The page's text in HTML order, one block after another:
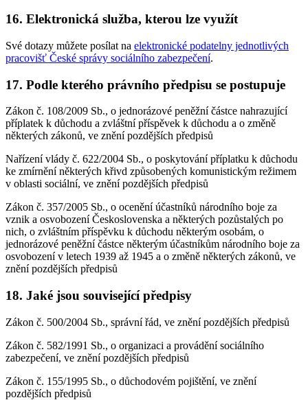
16. Elektronická služba, kterou lze využít
Své dotazy můžete posílat na elektronické podatelny jednotlivých
pracovišť České správy sociálního zabezpečení.
17. Podle kterého právního předpisu se postupuje
Zákon č. 108/2009 Sb., o jednorázové peněžní částce nahrazující
příplatek k důchodu a zvláštní příspěvek k důchodu a o změně
některých zákonů, ve znění pozdějších předpisů
Nařízení vlády č. 622/2004 Sb., o poskytování příplatku k důchodu
ke zmírnění některých křivd způsobených komunistickým režimem
v oblasti sociální, ve znění pozdějších předpisů
Zákon č. 357/2005 Sb., o ocenění účastníků národního boje za
vznik a osvobození Československa a některých pozůstalých po
nich, o zvláštním příspěvku k důchodu některým osobám, o
jednorázové peněžní částce některým účastníkům národního boje za
osvobození v letech 1939 až 1945 a o změně některých zákonů, ve
znění pozdějších předpisů
18. Jaké jsou související předpisy
Zákon č. 500/2004 Sb., správní řád, ve znění pozdějších předpisů
Zákon č. 582/1991 Sb., o organizaci a provádění sociálního
zabezpečení, ve znění pozdějších předpisů
Zákon č. 155/1995 Sb., o důchodovém pojištění, ve znění
pozdějších předpisů